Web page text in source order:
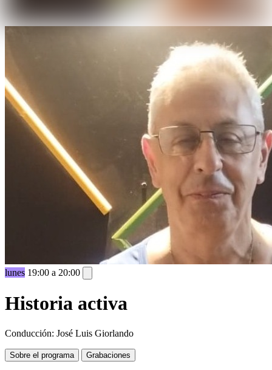
lunes 19:00 a 20:00
Historia activa
Conducción: José Luis Giorlando
Sobre el programa Grabaciones